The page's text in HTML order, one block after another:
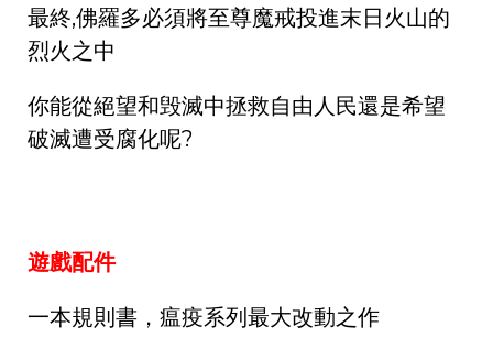
最終,佛羅多必須將至尊魔戒投進末日火山的
烈火之中
你能從絕望和毁滅中拯救自由人民還是希望
破滅遭受腐化呢?
遊戲配件
一本規則書，瘟疫系列最大改動之作